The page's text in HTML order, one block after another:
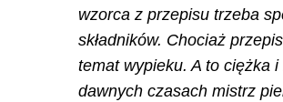
wzorca z przepisu trzeba
składników. Chociaż
temat wypieku. A to ciężka
dawnych czasach mistrz